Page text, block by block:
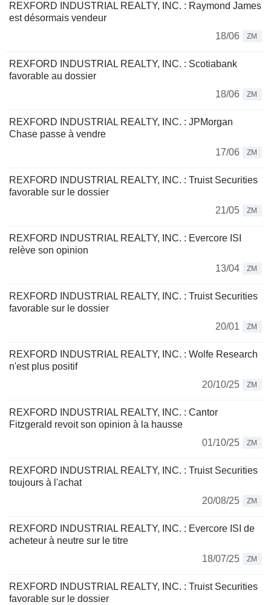
REXFORD INDUSTRIAL REALTY, INC. : Raymond James
est désormais vendeur
18/06
ZM
REXFORD INDUSTRIAL REALTY, INC. : Scotiabank
favorable au dossier
18/06
ZM
REXFORD INDUSTRIAL REALTY, INC. : JPMorgan
Chase passe à vendre
17/06
ZM
REXFORD INDUSTRIAL REALTY, INC. : Truist Securities
favorable sur le dossier
21/05
ZM
REXFORD INDUSTRIAL REALTY, INC. : Evercore ISI
relève son opinion
13/04
ZM
REXFORD INDUSTRIAL REALTY, INC. : Truist Securities
favorable sur le dossier
20/01
ZM
REXFORD INDUSTRIAL REALTY, INC. : Wolfe Research
n'est plus positif
20/10/25
ZM
REXFORD INDUSTRIAL REALTY, INC. : Cantor
Fitzgerald revoit son opinion à la hausse
01/10/25
ZM
REXFORD INDUSTRIAL REALTY, INC. : Truist Securities
toujours à l'achat
20/08/25
ZM
REXFORD INDUSTRIAL REALTY, INC. : Evercore ISI de
acheteur à neutre sur le titre
18/07/25
ZM
REXFORD INDUSTRIAL REALTY, INC. : Truist Securities
favorable sur le dossier